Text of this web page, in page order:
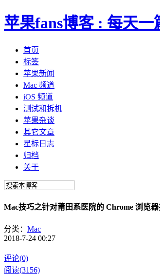
苹果fans博客 : 每天
首页
标签
苹果新闻
Mac 频道
iOS 频道
测试和拆机
苹果杂谈
其它文章
星标日志
归档
关于
Mac技巧之针对莆田系医院的 Chrome 浏览
分类： Mac
2018-7-24 00:27
评论(0)
阅读(3156)